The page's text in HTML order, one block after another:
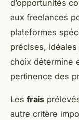
d’opportunités
aux freelances
plateformes
précises,
choix détermine
pertinence des
Les frais
autre critère